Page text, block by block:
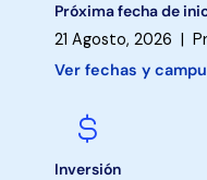
Próxima fecha de
21 Agosto, 2026 |
Ver fechas y
Inversión